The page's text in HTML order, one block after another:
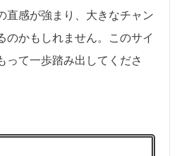
直感が強まり、大きなチャン
のかもしれません。このサイ
って一歩踏み出してくださ